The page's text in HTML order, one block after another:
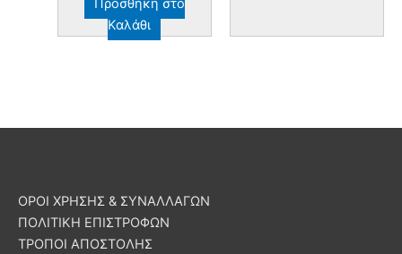
Προσθήκη στο
Καλάθι
ΟΡΟΙ ΧΡΗΣΗΣ & ΣΥΝΑΛΛΑΓΩΝ
ΠΟΛΙΤΙΚΗ ΕΠΙΣΤΡΟΦΩΝ
ΤΡΟΠΟΙ ΑΠΟΣΤΟΛΗΣ